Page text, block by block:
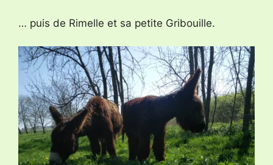
… puis de Rimelle et sa petite Gribouille.